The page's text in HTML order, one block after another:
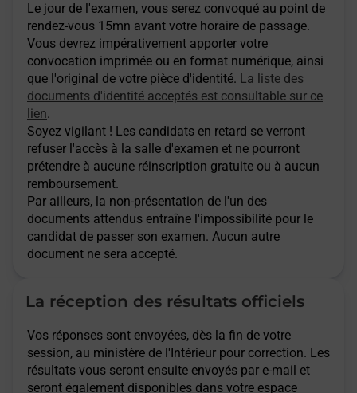
Le jour de l'examen, vous serez convoqué au point de
rendez-vous 15mn avant votre horaire de passage.
Vous devrez impérativement apporter votre
convocation imprimée ou en format numérique, ainsi
que l'original de votre pièce d'identité. La liste des
documents d'identité acceptés est consultable sur ce
lien.
Soyez vigilant ! Les candidats en retard se verront
refuser l'accès à la salle d'examen et ne pourront
prétendre à aucune réinscription gratuite ou à aucun
remboursement.
Par ailleurs, la non-présentation de l'un des
documents attendus entraîne l'impossibilité pour le
candidat de passer son examen. Aucun autre
document ne sera accepté.
La réception des résultats officiels
Vos réponses sont envoyées, dès la fin de votre
session, au ministère de l'Intérieur pour correction. Les
résultats vous seront ensuite envoyés par e-mail et
seront également disponibles dans votre espace